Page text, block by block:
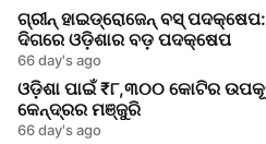
ଗ୍ରୀନ୍ ହାଇଡ୍ରୋଜେନ୍ ବସ୍
ଦିଗରେ ଓଡ଼ିଶାର ବଡ଼ ପଦକ୍ଷେପ
66 day's ago
ଓଡ଼ିଶା ପାଇଁ ₹୮,୩୦୦ କୋଟିର
କେନ୍ଦ୍ରର ମଞ୍ଜୁରି
66 day's ago